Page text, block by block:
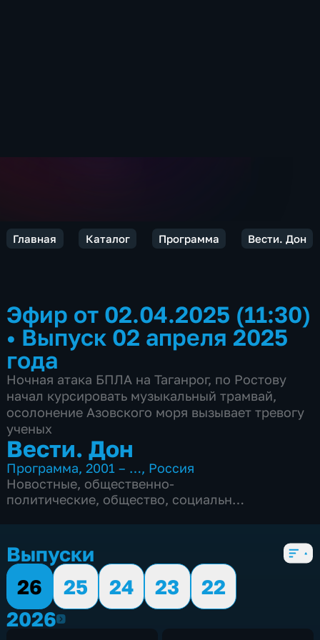
Главная Каталог Программа Вести. Дон
Эфир от 02.04.2025 (11:30)
• Выпуск 02 апреля 2025
года
Ночная атака БПЛА на Таганрог, по Ростову
начал курсировать музыкальный трамвай,
осолонение Азовского моря вызывает тревогу
ученых
Вести. Дон
Программа,2001 – …, Россия
Новостные, общественно-
политические, общество, социально-
Выпуски
26
25 24 23
22
20262026